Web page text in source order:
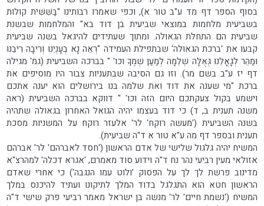
בסוף הספר דף מד ע"ב טור א), וכפי שאמרו רבותינו "בַּשִּׁשִּׁית קולות
בשביעית מלחמות במוצאי שביעית בן דוד בא" והמלחמות שבשנת
שביעית הם התחלת הגאולה. ומתוך שעתידים להיגאל בשנה שביעית
קבעו את 'ברכת הגאוּלה' שבתפילת העמידה "רְאֵה נָא בְעָנְיֵנוּ וְרִיבָה רִיבֵנוּ
וּמַהֵר לְגָאֳלֵנוּ גְּאֻלָּה שְׁלֵמָה לְמַעַן שְׁמֶךָ וכו' " בברכה השביעית (גמ' מגילה
דף יז ע"ב בשם מר). וזו גם הסיבה שבתעניות צבור היו מוסיפים את
ברכת "מי שענה את דוד ואת שלמה בנו בירושלים הוא יענה אתכם
וישמע בקול צעקתכם היום הזה וכו' " דווקא בברכה השביעית (ראה
משנה תענית ב, ד) כי דוד בעצמו יהיה הגואל האחרון בגאולה שתהיה
בשנה השביעית ('מעשה רוקח' לר' אלעזר רוקח על המשניות מסכת
תענית ובספר דף מה ע"א טור א ד"ה שביעית).
המשיח יהיה גלגול שלישי של אדם הראשון ('חסד לאברהם' לר' אברהם
אזולאי מעין רביעי נהר נח ד"ה וידוע סוד מאמרם, 'אגרא דכלה' למהרצ"א
מדינוב פרשת לך לך על הפסוק 'ולוט עמו הנגבה') כי אחרי שאדם
הראשון חטא הוא התגלגל בדוד המלך לתיקונו ועתיד להיכנס במלך
המשיח ('נשמת חיים' לר' מנשה בן ישראל מאמר רביעי פרק שישי ד"ה